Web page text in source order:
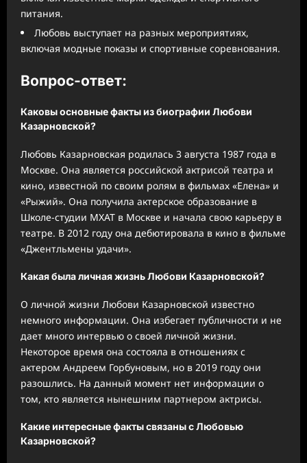
питания.
Любовь выступает на разных мероприятиях,
включая модные показы и спортивные соревнования.
Вопрос-ответ:
Каковы основные факты из биографии Любови
Казарновской?
Любовь Казарновская родилась 3 августа 1987 года в
Москве. Она является российской актрисой театра и
кино, известной по своим ролям в фильмах «Елена» и
«Рыжий». Она получила актерское образование в
Школе-студии МХАТ в Москве и начала свою карьеру в
театре. В 2012 году она дебютировала в кино в фильме
«Джентльмены удачи».
Какая была личная жизнь Любови Казарновской?
О личной жизни Любови Казарновской известно
немного информации. Она избегает публичности и не
дает много интервью о своей личной жизни.
Некоторое время она состояла в отношениях с
актером Андреем Горбуновым, но в 2019 году они
разошлись. На данный момент нет информации о
том, кто является нынешним партнером актрисы.
Какие интересные факты связаны с Любовью
Казарновской?